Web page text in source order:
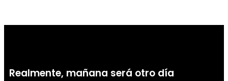
Realmente, mañana será otro día